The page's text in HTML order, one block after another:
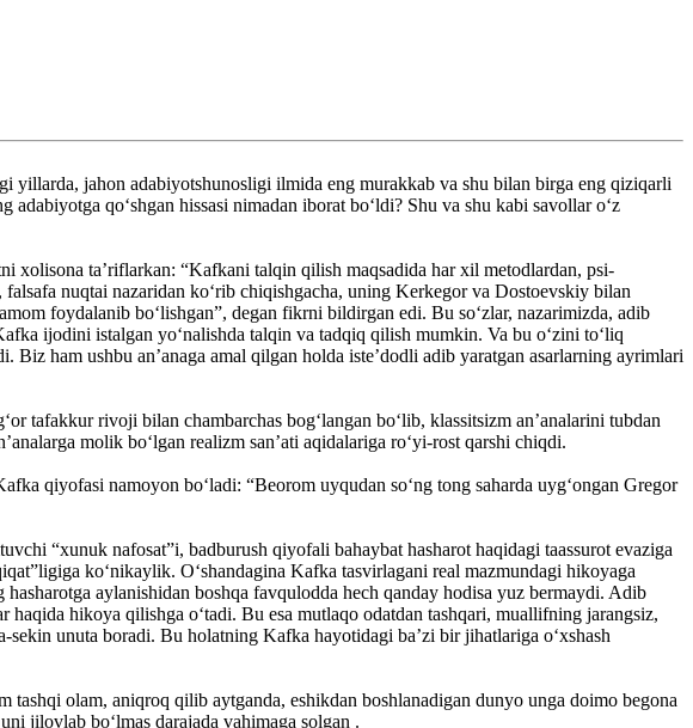
yillarda, jahon adabiyotshunosligi ilmida eng murakkab va shu bilan birga eng qiziqarli
qo‘shgan hissasi nimadan iborat bo‘ldi? Shu va shu kabi savollar o‘z
xolisona ta’riflarkan: “Kafkani tal­qin qilish maqsadida har xil metodlardan, psi­
nuqtai nazaridan ko‘rib chiqishgacha, uning Kerkegor va Dostoevskiy bilan
foydalanib bo‘lishgan”, de­gan fikrni bildirgan edi. Bu so‘zlar, nazarimizda, adib
ijodini istalgan yo‘nalishda talqin va tadqiq qilish mumkin. Va bu o‘zini to‘liq
ham ushbu an’anaga amal qilgan holda iste’dodli adib yaratgan asarlarning ayrimlari
tafakkur rivoji bilan chambarchas bog‘langan bo‘lib, klassitsizm an’analarini tubdan
molik bo‘lgan realizm san’ati aqidalariga ro‘yi-rost qarshi chiqdi.
qiyofasi namoyon bo‘ladi: “Beorom uyqudan so‘ng tong saharda uyg‘ongan Gregor
“xunuk nafosat”i, badburush qiyofali bahaybat hasharot haqidagi taassurot evaziga
ko‘nikaylik. O‘shandagina Kafka tasvirlagani real mazmundagi hikoyaga
aylanishidan boshqa favqulodda hech qanday hodisa yuz bermaydi. Adib
hikoya qilishga o‘tadi. Bu esa mutlaqo odatdan tashqari, muallifning jarangsiz,
unuta boradi. Bu holatning Kafka hayotidagi ba’zi bir jihatlariga o‘xshash
tashqi olam, aniqroq qilib aytganda, eshikdan boshlanadigan dunyo unga doimo begona
jilovlab bo‘lmas darajada va­himaga solgan .